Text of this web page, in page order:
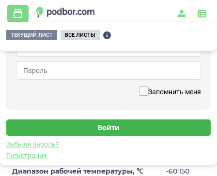
Запомнить меня
Забыли пароль?
Регистрация
ТЕКУЩИЙ ЛИСТ ВСЕ ЛИСТЫ
Главная / Контрольно-измерительные приборы и автоматика / Датчики /
Виброускорения / 1C101TB-01
Датчик виброускорения
Характеристики
Диапазон рабочей температуры, ℃
-60:150